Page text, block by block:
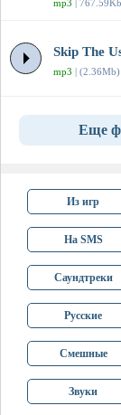
mp3 |
Skip The
mp3 |
Еще
Из игр
На SMS
Саундтреки
Русские
Смешные
Звуки